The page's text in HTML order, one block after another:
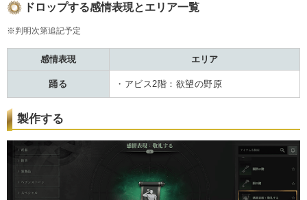
ドロップする感情表現とエリア一覧
※判明次第追記予定
感情表現 エリア
踊る ・アビス2階：欲望の野原
製作する